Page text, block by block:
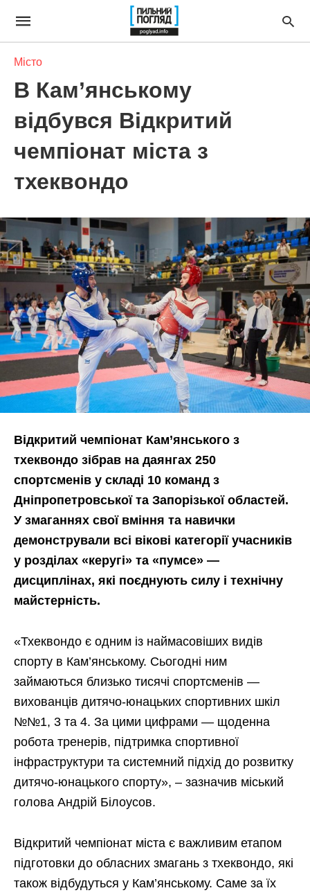
Місто
В Кам’янському
відбувся Відкритий
чемпіонат міста з
тхеквондо
Відкритий чемпіонат Кам’янського з
тхеквондо зібрав на даянгах 250
спортсменів у складі 10 команд з
Дніпропетровської та Запорізької областей.
У змаганнях свої вміння та навички
демонстрували всі вікові категорії учасників
у розділах «керугі» та «пумсе» —
дисциплінах, які поєднують силу і технічну
майстерність.
«Тхеквондо є одним із наймасовіших видів
спорту в Кам’янському. Сьогодні ним
займаються близько тисячі спортсменів —
вихованців дитячо-юнацьких спортивних шкіл
№№1, 3 та 4. За цими цифрами — щоденна
робота тренерів, підтримка спортивної
інфраструктури та системний підхід до розвитку
дитячо-юнацького спорту», – зазначив міський
голова Андрій Білоусов.
Відкритий чемпіонат міста є важливим етапом
підготовки до обласних змагань з тхеквондо, які
також відбудуться у Кам’янському. Саме за їх